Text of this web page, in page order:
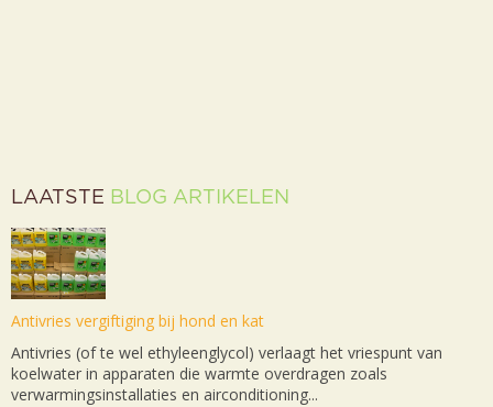
LAATSTE BLOG ARTIKELEN
Antivries vergiftiging bij hond en kat
Antivries (of te wel ethyleenglycol) verlaagt het vriespunt van
koelwater in apparaten die warmte overdragen zoals
verwarmingsinstallaties en airconditioning...